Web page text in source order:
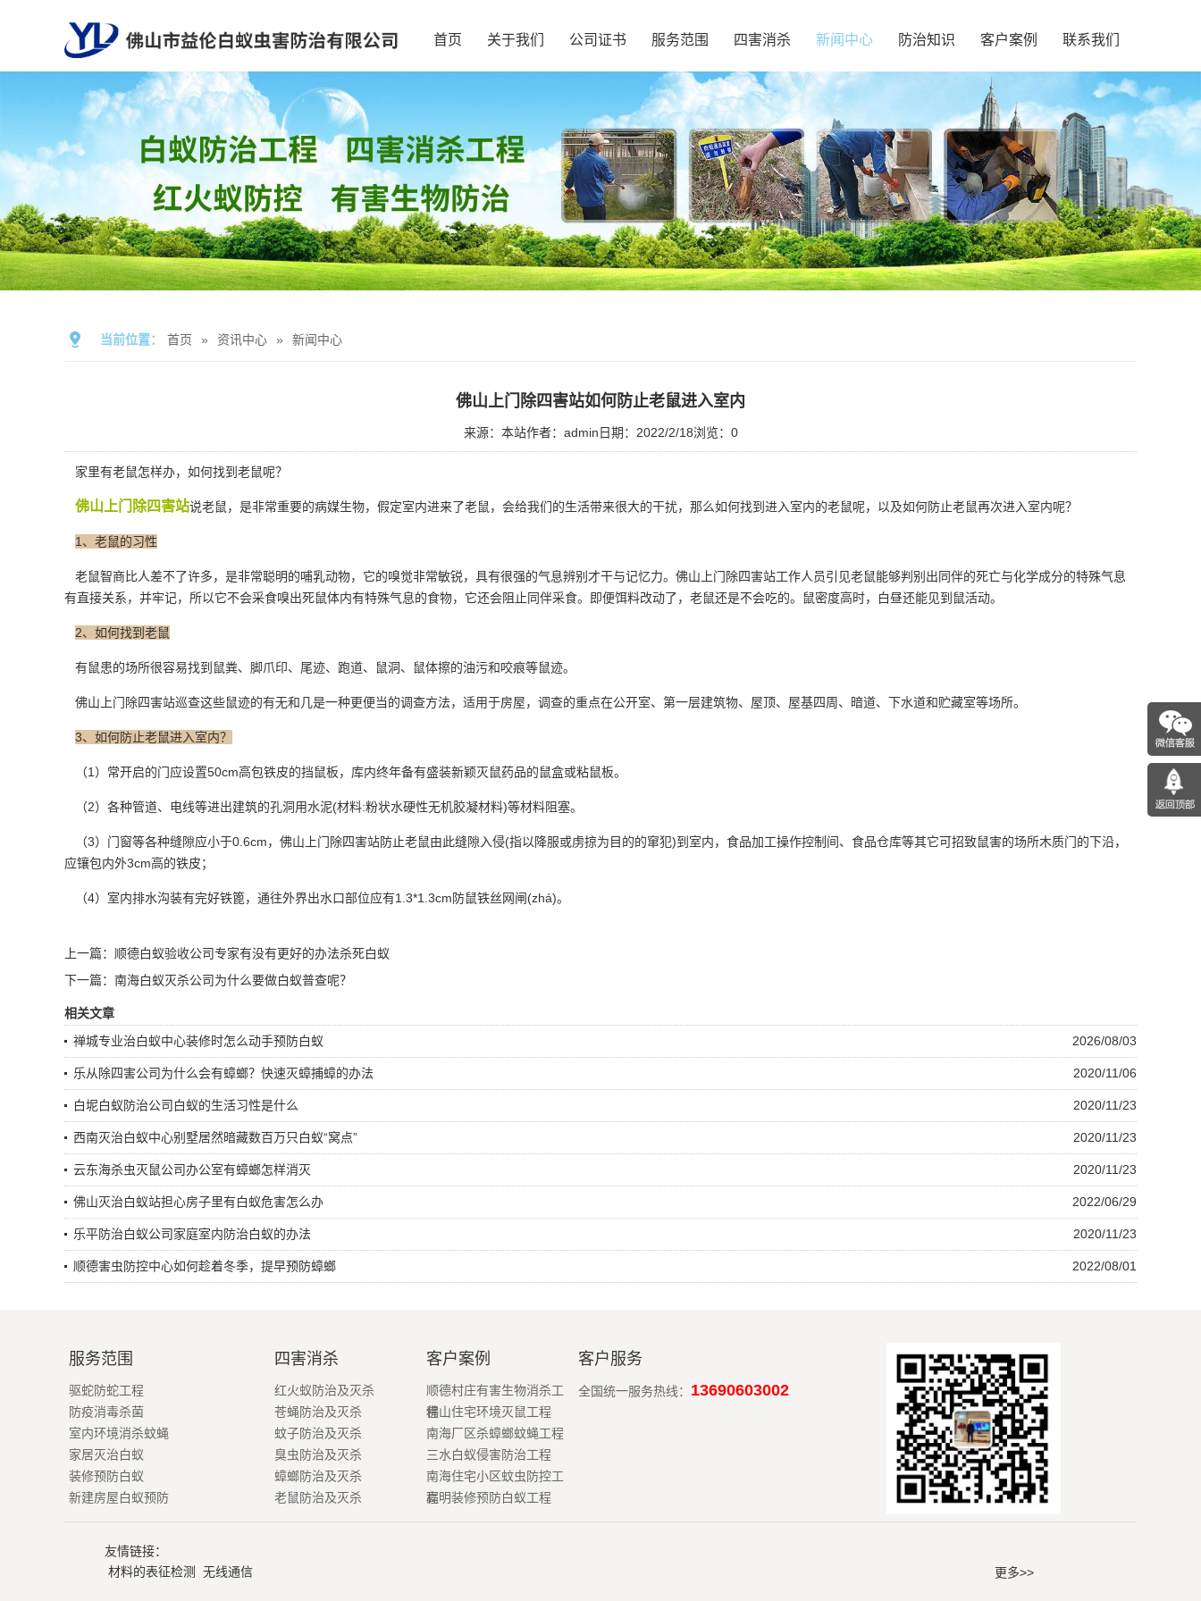
首页 关于我们 公司证书 服务范围 四害消杀 新闻中心 防治知识 客户案例 联系我们
当前位置： 首页 » 资讯中心 » 新闻中心
佛山上门除四害站如何防止老鼠进入室内
来源：本站作者：admin 日期：2022/2/18浏览： 0
家里有老鼠怎样办，如何找到老鼠呢？
佛山上门除四害站说老鼠，是非常重要的病媒生物，假定室内进来了老鼠，会给我们的生活带来很大的干扰，那么如何找到 进入室内的老鼠呢，以及如何防止老鼠再次进入室内呢？
1、老鼠的习性
老鼠智商比人差不了许多，是非常聪明的哺乳动物，它的嗅觉非常敏锐，具有很强的气息辨别才干与记忆力。佛山上门除四害站工作人员引见老鼠能够判别出同伴的死亡与化学成分的特殊气息
有直接关系，并牢记，所以它不会采食嗅出死鼠体内有特殊气息的食物，它还会阻止同伴采食。即便饵料改动了，老鼠还是不会吃的。鼠密度高时，白昼还能见到鼠活动。
2、如何找到老鼠
有鼠患的场所很容易找到鼠粪、脚爪印、尾迹、跑道、鼠洞、鼠体擦的油污和咬痕等鼠迹。
佛山上门除四害站巡查这些鼠迹的有无和几是一种更便当的调查方法，适用于房屋，调查的重点在公开室、第一层建筑物、屋顶、屋基四周、暗道、下水道和贮藏室等场所。
3、如何防止老鼠进入室内？
（1）常开启的门应设置50cm高包铁皮的挡鼠板，库内终年备有盛装新颖灭鼠药品的鼠盒或粘鼠板。
（2）各种管道、电线等进出建筑的孔洞用水泥(材料:粉状水硬性无机胶凝材料)等材料阻塞。
（3）门窗等各种缝隙应小于0.6cm，佛山上门除四害站防止老鼠由此缝隙入侵(指以降服或虏掠为目的的窜犯)到室内， 食品加工操作控制间、食品仓库等其它可招致鼠害的场所木质门的下沿，
应镶包内外3cm高的铁皮；
（4）室内排水沟装有完好铁篦，通往外界出水口部位应有1.3*1.3cm防鼠铁丝网闸(zhá)。
上一篇： 顺德白蚁验收公司专家有没有更好的办法杀死白蚁
下一篇： 南海白蚁灭杀公司为什么要做白蚁普查呢？
相关文章
2026/08/03
禅城专业治白蚁中心装修时怎么动手预防白蚁
2020/11/06
乐从除四害公司为什么会有蟑螂？快速灭蟑捕蟑的办法
2020/11/23
白坭白蚁防治公司白蚁的生活习性是什么
2020/11/23
西南灭治白蚁中心别墅居然暗藏数百万只白蚁“窝点”
2020/11/23
云东海杀虫灭鼠公司办公室有蟑螂怎样消灭
2022/06/29
佛山灭治白蚁站担心房子里有白蚁危害怎么办
2020/11/23
乐平防治白蚁公司家庭室内防治白蚁的办法
2022/08/01
顺德害虫防控中心如何趁着冬季，提早预防蟑螂
服务范围
驱蛇防蛇工程
防疫消毒杀菌
室内环境消杀蚊蝇
家居灭治白蚁
装修预防白蚁
新建房屋白蚁预防
四害消杀
红火蚁防治及灭杀
苍蝇防治及灭杀
蚊子防治及灭杀
臭虫防治及灭杀
蟑螂防治及灭杀
老鼠防治及灭杀
客户案例
顺德村庄有害生物消杀工
程
佛山住宅环境灭鼠工程
南海厂区杀蟑螂蚊蝇工程
三水白蚁侵害防治工程
南海住宅小区蚊虫防控工
程
高明装修预防白蚁工程
客户服务
全国统一服务热线： 13690603002
友情链接：
材料的表征检测
无线通信 更多>>